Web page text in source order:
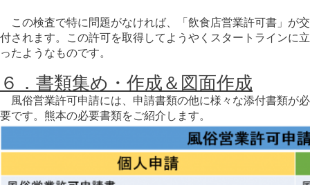
この検査で特に問題がなければ、「飲食店営業許可書」が交
付されます。この許可を取得してようやくスタートラインに立
ったようなものです。
６．書類集め・作成＆図面作成
風俗営業許可申請には、申請書類の他に様々な添付書類が必
要です。熊本の必要書類をご紹介します。